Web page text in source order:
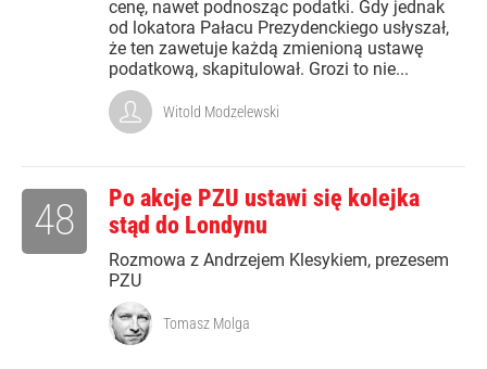
cenę, nawet podnosząc podatki. Gdy jednak
od lokatora Pałacu Prezydenckiego usłyszał,
że ten zawetuje każdą zmienioną ustawę
podatkową, skapitulował. Grozi to nie...
Witold Modzelewski
Po akcje PZU ustawi się kolejka
stąd do Londynu
Rozmowa z Andrzejem Klesykiem, prezesem
PZU
48
Tomasz Molga